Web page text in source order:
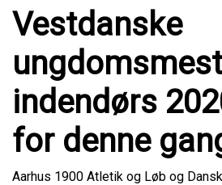
Vestdanske
indendørs
for denne
Aarhus 1900 Atletik og Løb og